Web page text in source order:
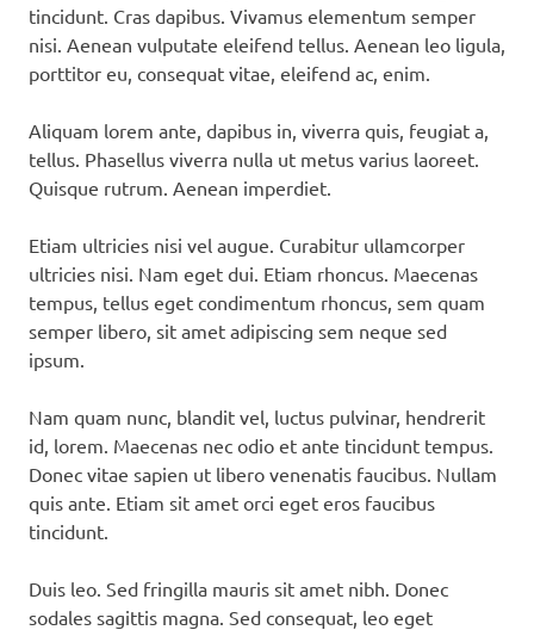
tincidunt. Cras dapibus. Vivamus elementum semper
nisi. Aenean vulputate eleifend tellus. Aenean leo ligula,
porttitor eu, consequat vitae, eleifend ac, enim.
Aliquam lorem ante, dapibus in, viverra quis, feugiat a,
tellus. Phasellus viverra nulla ut metus varius laoreet.
Quisque rutrum. Aenean imperdiet.
Etiam ultricies nisi vel augue. Curabitur ullamcorper
ultricies nisi. Nam eget dui. Etiam rhoncus. Maecenas
tempus, tellus eget condimentum rhoncus, sem quam
semper libero, sit amet adipiscing sem neque sed
ipsum.
Nam quam nunc, blandit vel, luctus pulvinar, hendrerit
id, lorem. Maecenas nec odio et ante tincidunt tempus.
Donec vitae sapien ut libero venenatis faucibus. Nullam
quis ante. Etiam sit amet orci eget eros faucibus
tincidunt.
Duis leo. Sed fringilla mauris sit amet nibh. Donec
sodales sagittis magna. Sed consequat, leo eget